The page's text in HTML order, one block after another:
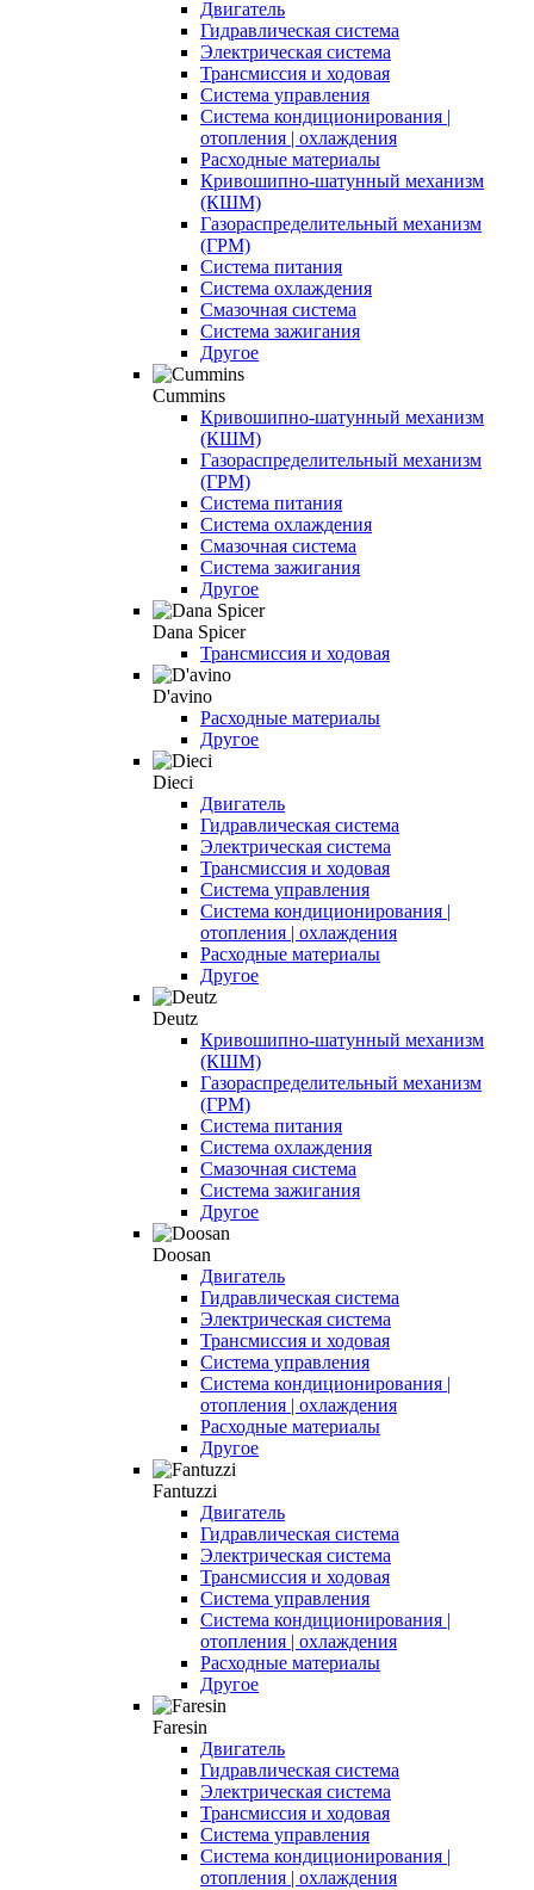
Двигатель
Гидравлическая система
Электрическая система
Трансмиссия и ходовая
Система управления
Система кондиционирования |
отопления | охлаждения
Расходные материалы
Кривошипно-шатунный механизм
(КШМ)
Газораспределительный механизм
(ГРМ)
Система питания
Система охлаждения
Смазочная система
Система зажигания
Другое
Cummins
Кривошипно-шатунный механизм
(КШМ)
Газораспределительный механизм
(ГРМ)
Система питания
Система охлаждения
Смазочная система
Система зажигания
Другое
Dana Spicer
Трансмиссия и ходовая
D'avino
Расходные материалы
Другое
Dieci
Двигатель
Гидравлическая система
Электрическая система
Трансмиссия и ходовая
Система управления
Система кондиционирования |
отопления | охлаждения
Расходные материалы
Другое
Deutz
Кривошипно-шатунный механизм
(КШМ)
Газораспределительный механизм
(ГРМ)
Система питания
Система охлаждения
Смазочная система
Система зажигания
Другое
Doosan
Двигатель
Гидравлическая система
Электрическая система
Трансмиссия и ходовая
Система управления
Система кондиционирования |
отопления | охлаждения
Расходные материалы
Другое
Fantuzzi
Двигатель
Гидравлическая система
Электрическая система
Трансмиссия и ходовая
Система управления
Система кондиционирования |
отопления | охлаждения
Расходные материалы
Другое
Faresin
Двигатель
Гидравлическая система
Электрическая система
Трансмиссия и ходовая
Система управления
Система кондиционирования |
отопления | охлаждения